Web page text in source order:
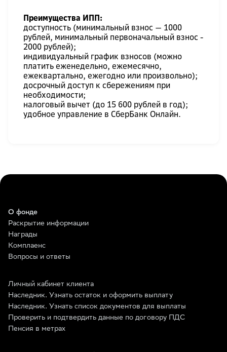
Преимущества ИПП:
доступность (минимальный взнос — 1000
рублей, минимальный первоначальный взнос -
2000 рублей);
индивидуальный график взносов (можно
платить еженедельно, ежемесячно,
ежеквартально, ежегодно или произвольно);
досрочный доступ к сбережениям при
необходимости;
налоговый вычет (до 15 600 рублей в год);
удобное управление в СберБанк Онлайн.
О фонде
Раскрытие информации
Награды
Комплаенс
Вопросы и ответы
Личный кабинет клиента
Наследник. Узнать остаток и оформить выплату
Наследник. Узнать список документов для выплаты
Проверить и подтвердить данные по договору ПДС
Пенсия в метрах